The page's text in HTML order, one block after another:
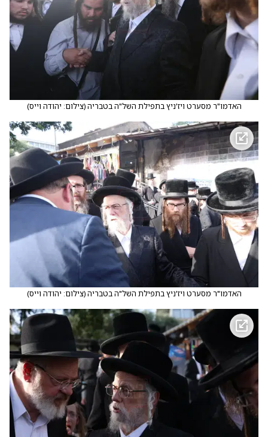
האדמו"ר מסערט ויז'ניץ בתפילת השל"ה בטבריה(צילום: יהודה וייס)
האדמו"ר מסערט ויז'ניץ בתפילת השל"ה בטבריה(צילום: יהודה וייס)